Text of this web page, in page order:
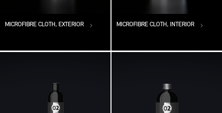
MICROFIBRE CLOTH, EXTERIOR MICROFIBRE CLOTH, INTERIOR